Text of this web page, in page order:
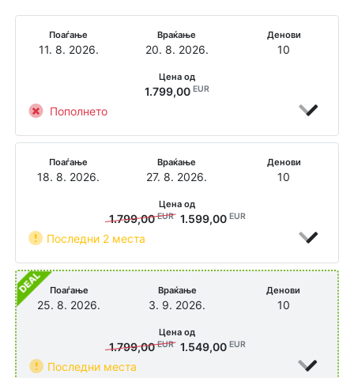
Поаѓање
11. 8. 2026.
Враќање
20. 8. 2026.
Денови
10
Пополнето
Цена од
1.799,00 EUR
Поаѓање
18. 8. 2026.
Враќање
27. 8. 2026.
Денови
10
Последни 2 места
Цена од
1.799,00EUR 1.599,00 EUR
Поаѓање
25. 8. 2026.
Враќање
3. 9. 2026.
Денови
10
Последни места
Цена од
1.799,00EUR 1.549,00 EUR